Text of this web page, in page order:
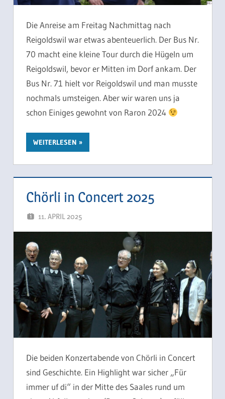
Die Anreise am Freitag Nachmittag nach
Reigoldswil war etwas abenteuerlich. Der Bus Nr.
70 macht eine kleine Tour durch die Hügeln um
Reigoldswil, bevor er Mitten im Dorf ankam. Der
Bus Nr. 71 hielt vor Reigoldswil und man musste
nochmals umsteigen. Aber wir waren uns ja
schon Einiges gewohnt von Raron 2024
WEITERLESEN
Chörli in Concert 2025
11. APRIL 2025
Die beiden Konzertabende von Chörli in Concert
sind Geschichte. Ein Highlight war sicher „Für
immer uf di“ in der Mitte des Saales rund um